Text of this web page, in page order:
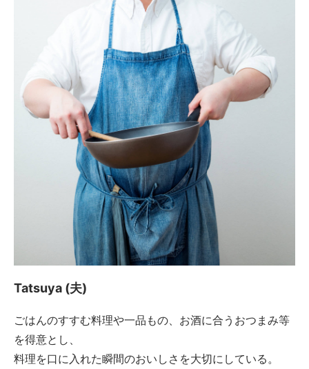
Tatsuya (夫)
ごはんのすすむ料理や一品もの、お酒に合うおつまみ等
を得意とし、
料理を口に入れた瞬間のおいしさを大切にしている。